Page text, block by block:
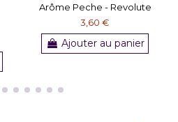
Arôme Peche - Revolute
3,60 €
Ajouter au panier